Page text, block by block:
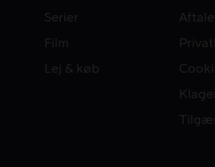
Serier
Film
Lej & køb